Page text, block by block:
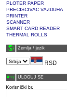
PLOTER PAPER
PRECISCIVAC VAZDUHA
PRINTER
SCANNER
SMART CARD READER
THERMAL ROLLS
Zemlja / јezik
RSD
ULOGUJ SE
Korisnički br.